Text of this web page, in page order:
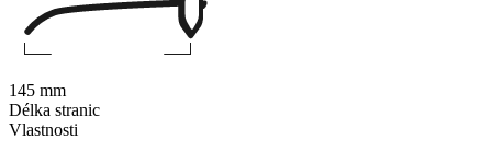
Vlastnosti
145 mm
Délka stranic